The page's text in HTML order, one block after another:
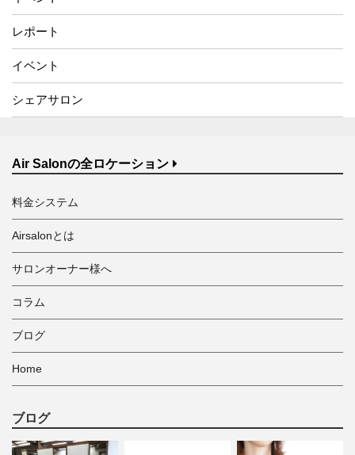
レポート
イベント
シェアサロン
Air Salonの全ロケーション
料金システム
Airsalonとは
サロンオーナー様へ
コラム
ブログ
Home
ブログ